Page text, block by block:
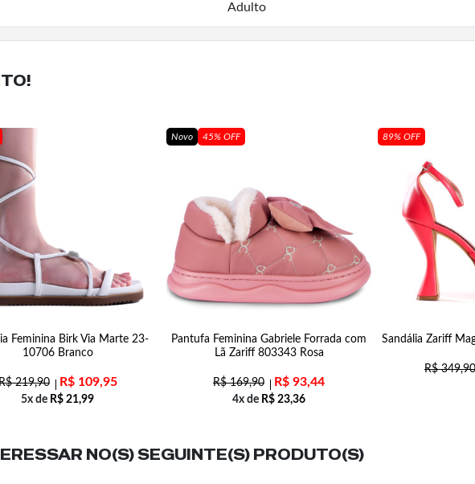
Adulto
Feminina Birk Via Marte 23-
10706 Branco
219,90 R$109,95
5x de R$ 21,99
Novo 45% OFF
Pantufa Feminina Gabriele Forrada com
Lã Zariff 803343 Rosa
R$169,90 R$ 93,44
4x de R$ 23,36
89% OFF
Sandália Zariff
R$349,90
NO(S) SEGUINTE(S) PRODUTO(S)